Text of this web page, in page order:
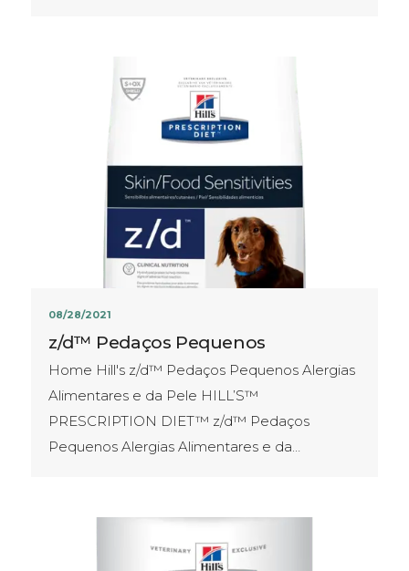
08/28/2021
z/d™ Pedaços Pequenos
Home Hill's z/d™ Pedaços Pequenos Alergias
Alimentares e da Pele HILL’S™
PRESCRIPTION DIET™ z/d™ Pedaços
Pequenos Alergias Alimentares e da…